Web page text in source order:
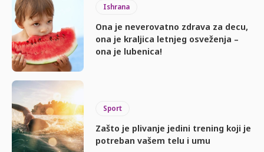
Ishrana
Ona je neverovatno zdrava za decu,
ona je kraljica letnjeg osveženja –
ona je lubenica!
Sport
Zašto je plivanje jedini trening koji je
potreban vašem telu i umu